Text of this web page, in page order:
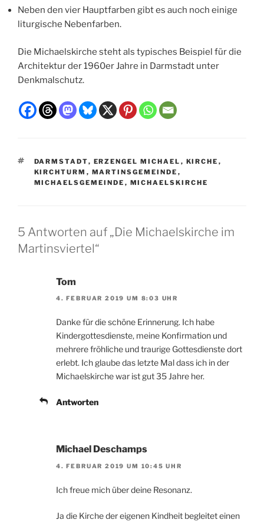
Neben den vier Hauptfarben gibt es auch noch einige
liturgische Nebenfarben.
Die Michaelskirche steht als typisches Beispiel für die
Architektur der 1960er Jahre in Darmstadt unter
Denkmalschutz.
SCHLAGWÖRTER
DARMSTADT, ERZENGEL MICHAEL , KIRCHE ,
KIRCHTURM , MARTINSGEMEINDE ,
MICHAELSGEMEINDE , MICHAELSKIRCHE
5 Antworten auf „Die Michaelskirche im
Martinsviertel“
Tom
4. FEBRUAR 2019 UM 8:03 UHR
Danke für die schöne Erinnerung. Ich habe
Kindergottesdienste, meine Konfirmation und
mehrere fröhliche und traurige Gottesdienste dort
erlebt. Ich glaube das letzte Mal dass ich in der
Michaelskirche war ist gut 35 Jahre her.
Antworten
Michael Deschamps
4. FEBRUAR 2019 UM 10:45 UHR
Ich freue mich über deine Resonanz.
Ja die Kirche der eigenen Kindheit begleitet einen